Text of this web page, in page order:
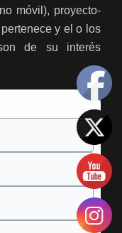
móvil), proyecto-
y el o los
de su interés